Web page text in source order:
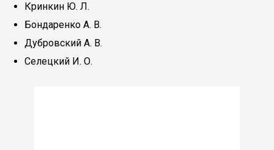
Кринкин Ю. Л.
Бондаренко А. В.
Дубровский А. В.
Селецкий И. О.